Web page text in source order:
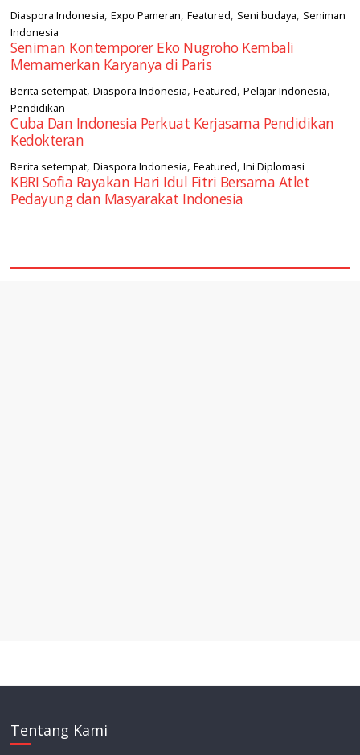
Diaspora Indonesia,Expo Pameran,Featured, Seni budaya, Seniman
Indonesia
Seniman Kontemporer Eko Nugroho Kembali
Memamerkan Karyanya di Paris
Berita setempat,Diaspora Indonesia,Featured,Pelajar Indonesia,
Pendidikan
Cuba Dan Indonesia Perkuat Kerjasama Pendidikan
Kedokteran
Berita setempat,Diaspora Indonesia,Featured,Ini Diplomasi
KBRI Sofia Rayakan Hari Idul Fitri Bersama Atlet
Pedayung dan Masyarakat Indonesia
Tentang Kami